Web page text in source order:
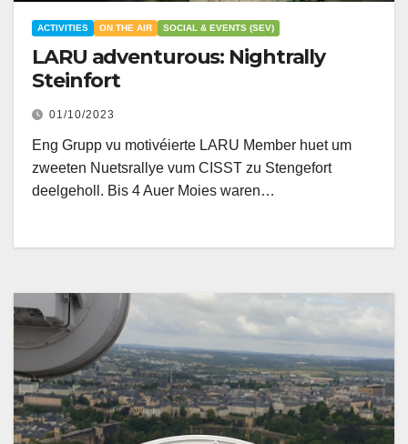
ACTIVITIES ON THE AIR SOCIAL & EVENTS (SEV)
LARU adventurous: Nightrally
Steinfort
01/10/2023
Eng Grupp vu motivéierte LARU Member huet um
zweeten Nuetsrallye vum CISST zu Stengefort
deelgeholl. Bis 4 Auer Moies waren…